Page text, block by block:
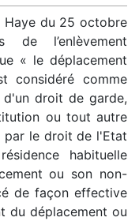
Haye du 25 octobre
l’enlèvement
« le déplacement
considéré comme
droit de garde,
ou tout autre
par le droit de l'Etat
habituelle
ou son non-
de façon effective
du déplacement ou